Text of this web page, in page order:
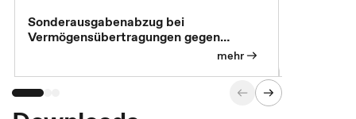
Sonderausgabenabzug bei
Vermögensübertragungen gegen
mehr